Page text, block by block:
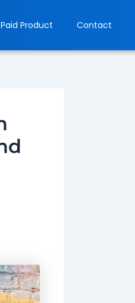
Paid Product Contact